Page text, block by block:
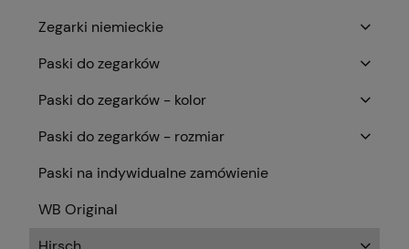
Zegarki niemieckie
Paski do zegarków
Paski do zegarków - kolor
Paski do zegarków - rozmiar
Paski na indywidualne zamówienie
WB Original